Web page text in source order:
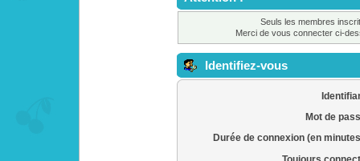
Seuls les membres
Merci de vous connecter ci-
Identifiez-vous
Mot de
Durée de connexion (en